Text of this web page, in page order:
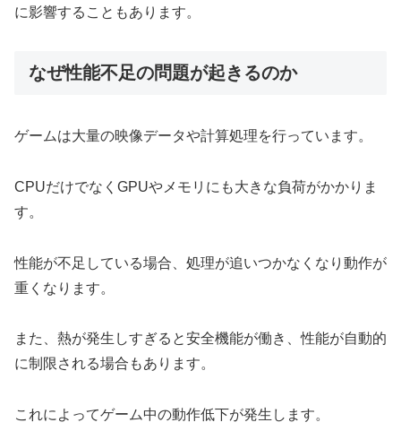
に影響することもあります。
なぜ性能不足の問題が起きるのか
ゲームは大量の映像データや計算処理を行っています。
CPUだけでなくGPUやメモリにも大きな負荷がかかりま
す。
性能が不足している場合、処理が追いつかなくなり動作が
重くなります。
また、熱が発生しすぎると安全機能が働き、性能が自動的
に制限される場合もあります。
これによってゲーム中の動作低下が発生します。